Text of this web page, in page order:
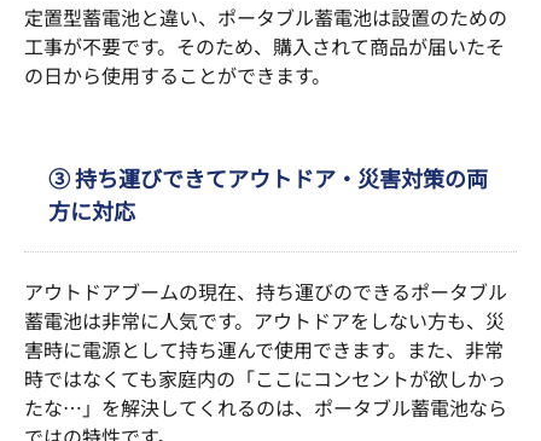
定置型蓄電池と違い、ポータブル蓄電池は設置のための
工事が不要です。そのため、購入されて商品が届いたそ
の日から使用することができます。
③ 持ち運びできてアウトドア・災害対策の両
方に対応
アウトドアブームの現在、持ち運びのできるポータブル
蓄電池は非常に人気です。アウトドアをしない方も、災
害時に電源として持ち運んで使用できます。また、非常
時ではなくても家庭内の「ここにコンセントが欲しかっ
たな…」を解決してくれるのは、ポータブル蓄電池なら